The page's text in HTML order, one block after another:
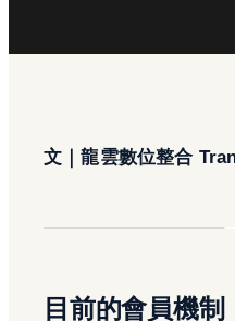
文｜龍雲數位整合
目前的會員機制